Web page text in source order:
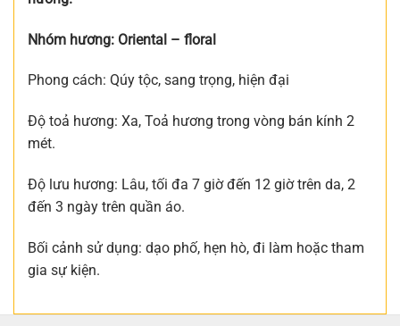
Nhóm hương: Oriental – floral
Phong cách: Qúy tộc, sang trọng, hiện đại
Độ toả hương: Xa, Toả hương trong vòng bán kính 2
mét.
Độ lưu hương: Lâu, tối đa 7 giờ đến 12 giờ trên da, 2
đến 3 ngày trên quần áo.
Bối cảnh sử dụng: dạo phố, hẹn hò, đi làm hoặc tham
gia sự kiện.